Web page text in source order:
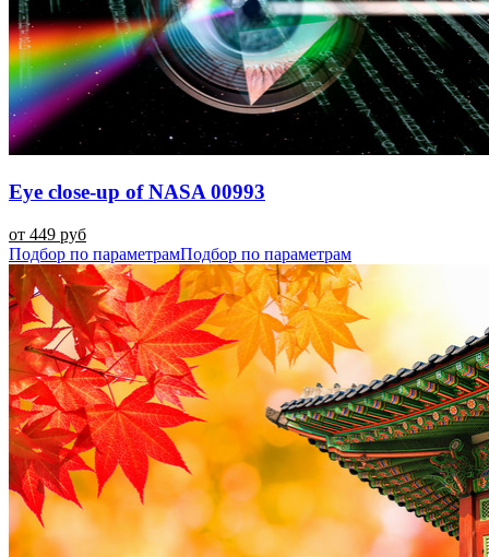
Eye close-up of NASA 00993
от 449 руб
Подбор по параметрамПодбор по параметрам